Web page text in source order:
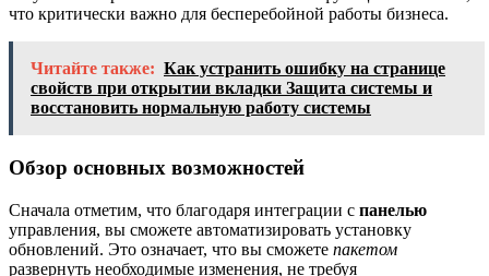
что критически важно для бесперебойной работы бизнеса.
Читайте также: Как устранить ошибку на странице
свойств при открытии вкладки Защита системы и
восстановить нормальную работу системы
Обзор основных возможностей
Сначала отметим, что благодаря интеграции с панелью
управления, вы сможете автоматизировать установку
обновлений. Это означает, что вы сможете пакетом
развернуть необходимые изменения, не требуя